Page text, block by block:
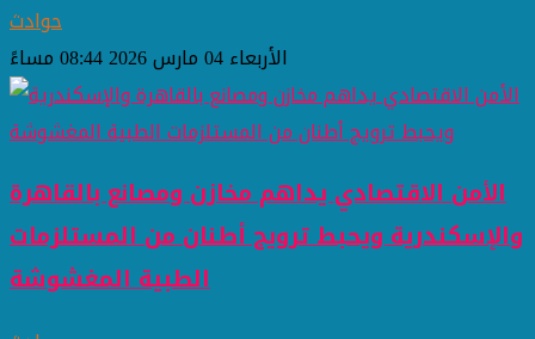
حوادث
الأربعاء 04 مارس 2026 08:44 مساءً
الأمن الاقتصادي يداهم مخازن ومصانع بالقاهرة
والإسكندرية ويحبط ترويج أطنان من المستلزمات
الطبية المغشوشة